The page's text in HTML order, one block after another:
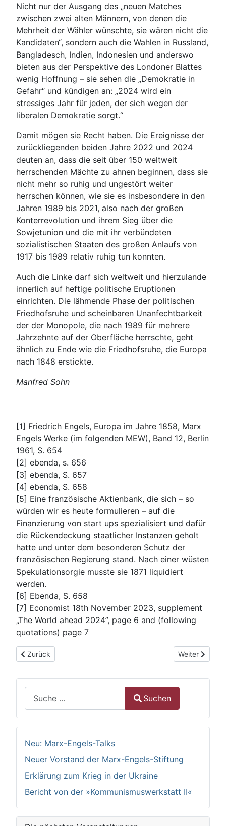
Nicht nur der Ausgang des „neuen Matches
zwischen zwei alten Männern, von denen die
Mehrheit der Wähler wünschte, sie wären nicht die
Kandidaten“, sondern auch die Wahlen in Russland,
Bangladesch, Indien, Indonesien und anderswo
bieten aus der Perspektive des Londoner Blattes
wenig Hoffnung – sie sehen die „Demokratie in
Gefahr“ und kündigen an: „2024 wird ein
stressiges Jahr für jeden, der sich wegen der
liberalen Demokratie sorgt.“
Damit mögen sie Recht haben. Die Ereignisse der
zurückliegenden beiden Jahre 2022 und 2024
deuten an, dass die seit über 150 weltweit
herrschenden Mächte zu ahnen beginnen, dass sie
nicht mehr so ruhig und ungestört weiter
herrschen können, wie sie es insbesondere in den
Jahren 1989 bis 2021, also nach der großen
Konterrevolution und ihrem Sieg über die
Sowjetunion und die mit ihr verbündeten
sozialistischen Staaten des großen Anlaufs von
1917 bis 1989 relativ ruhig tun konnten.
Auch die Linke darf sich weltweit und hierzulande
innerlich auf heftige politische Eruptionen
einrichten. Die lähmende Phase der politischen
Friedhofsruhe und scheinbaren Unanfechtbarkeit
der der Monopole, die nach 1989 für mehrere
Jahrzehnte auf der Oberfläche herrschte, geht
ähnlich zu Ende wie die Friedhofsruhe, die Europa
nach 1848 erstickte.
Manfred Sohn
[1] Friedrich Engels, Europa im Jahre 1858, Marx
Engels Werke (im folgenden MEW), Band 12, Berlin
1961, S. 654
[2] ebenda, s. 656
[3] ebenda, S. 657
[4] ebenda, S. 658
[5] Eine französische Aktienbank, die sich – so
würden wir es heute formulieren – auf die
Finanzierung von start ups spezialisiert und dafür
die Rückendeckung staatlicher Instanzen geholt
hatte und unter dem besonderen Schutz der
französischen Regierung stand. Nach einer wüsten
Spekulationsorgie musste sie 1871 liquidiert
werden.
[6] Ebenda, S. 658
[7] Economist 18th November 2023, supplement
„The World ahead 2024”, page 6 and (following
quotations) page 7
Vorheriger Beitrag: „… behaftet mit den Muttermalen der
Zurück Nächster
Weiter
Suchen
Neu: Marx-Engels-Talks
Neuer Vorstand der Marx-Engels-Stiftung
Erklärung zum Krieg in der Ukraine
Bericht von der »Kommunismuswerkstatt II«